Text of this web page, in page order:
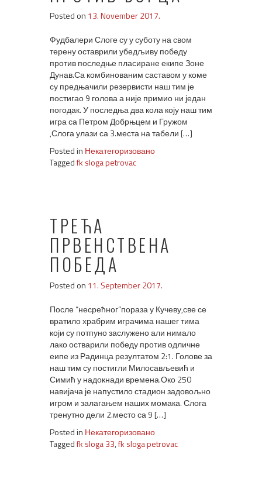
Posted on 13. November 2017.
Фудбалери Слоге су у суботу на свом
терену оставрили убедљиву победу
против последње пласиране екипе Зоне
Дунав.Са комбинованим саставом у коме
су предњачили резервисти наш тим је
постигао 9 голова а није примио ни један
погодак. У последња два кола коју наш тим
игра са Петром Добрњцем и Гружом
,Слога улази са 3.места на табели […]
Posted in Некатегоризовано
Taggedfk sloga petrovac
ТРЕЋА
ПРВЕНСТВЕНА
ПОБЕДА
Posted on 11. September 2017.
После “несрећног”пораза у Кучеву,све се
вратило храбрим играчима нашег тима
који су потпуно заслужено али нимало
лако остварили победу против одличне
еипе из Радинца резултатом 2:1. Голове за
наш тим су постигли Милосављевић и
Симић у надокнади времена.Око 250
навијача је напустило стадион задовољно
игром и залагањем наших момака. Слога
тренутно дели 2.место са 9 […]
Posted in Некатегоризовано
Taggedfk sloga 33,fk sloga petrovac